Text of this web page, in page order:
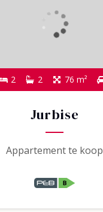
2 2 76 m²
Jurbise
Appartement te koop